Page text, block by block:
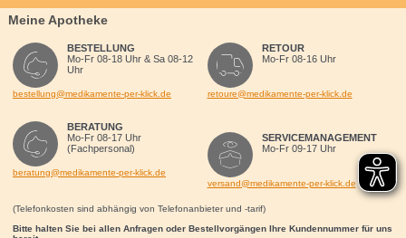
Meine Apotheke
BESTELLUNG
Mo-Fr 08-18 Uhr & Sa 08-12
Uhr
bestellung@medikamente-per-klick.de
BERATUNG
Mo-Fr 08-17 Uhr
(Fachpersonal)
beratung@medikamente-per-klick.de
RETOUR
Mo-Fr 08-16 Uhr
retoure@medikamente-per-klick.de
SERVICEMANAGEMENT
Mo-Fr 09-17 Uhr
versand@medikamente-per-klick.de
(Telefonkosten sind abhängig von Telefonanbieter und -tarif)
Bitte halten Sie bei allen Anfragen oder Bestellvorgängen Ihre Kundennummer für uns